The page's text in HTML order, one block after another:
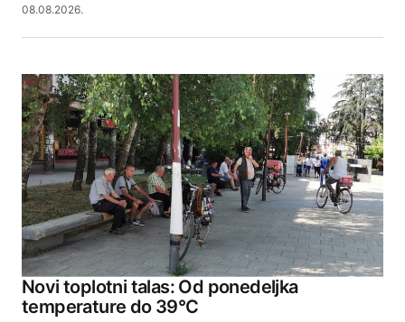
08.08.2026.
Novi toplotni talas: Od ponedeljka
temperature do 39°C